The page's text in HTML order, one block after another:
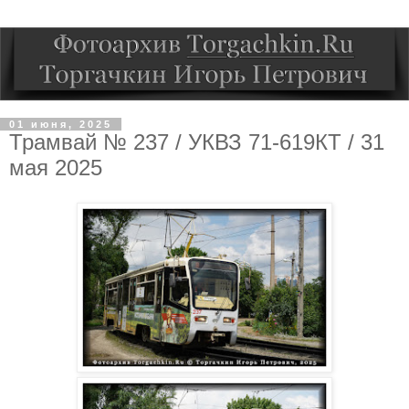
01 июня, 2025
Трамвай № 237 / УКВЗ 71-619КТ / 31
мая 2025